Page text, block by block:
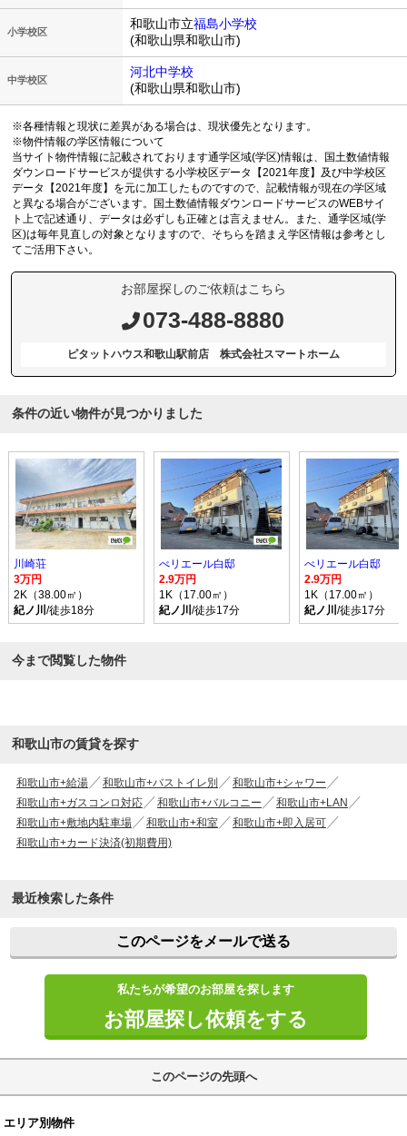
小学校区
和歌山市立福島小学校
(和歌山県和歌山市)
中学校区
河北中学校
(和歌山県和歌山市)
※各種情報と現状に差異がある場合は、現状優先となります。
※物件情報の学区情報について
当サイト物件情報に記載されております通学区域(学区)情報は、国土数値情報
ダウンロードサービスが提供する小学校区データ【2021年度】及び中学校区
データ【2021年度】を元に加工したものですので、記載情報が現在の学区域
と異なる場合がございます。国土数値情報ダウンロードサービスのWEBサイ
ト上で記述通り、データは必ずしも正確とは言えません。また、通学区域(学
区)は毎年見直しの対象となりますので、そちらを踏まえ学区情報は参考とし
てご活用下さい。
お部屋探しのご依頼はこちら
073-488-8880
ピタットハウス和歌山駅前店 株式会社スマートホーム
条件の近い物件が見つかりました
川崎荘
3万円
2K（38.00㎡）
紀ノ川 /徒歩18分
べリエール白邸
2.9万円
1K（17.00㎡）
紀ノ川 /徒歩17分
べリエール白邸
2.9万円
1K（17.00㎡）
紀ノ川 /徒歩17分
今まで閲覧した物件
和歌山市の賃貸を探す
和歌山市+給湯 和歌山市+バストイレ別
和歌山市+シャワー
和歌山市+ガスコンロ対応
和歌山市+バルコニー
和歌山市+LAN
和歌山市+敷地内駐車場
和歌山市+和室
和歌山市+即入居可
和歌山市+カード決済(初期費用)
最近検索した条件
このページをメールで送る
私たちが希望のお部屋を探します
お部屋探し依頼をする
このページの先頭へ
エリア別物件